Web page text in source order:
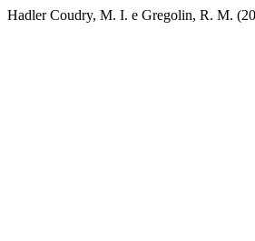
Hadler Coudry, M. I. e Gregolin, R. M.